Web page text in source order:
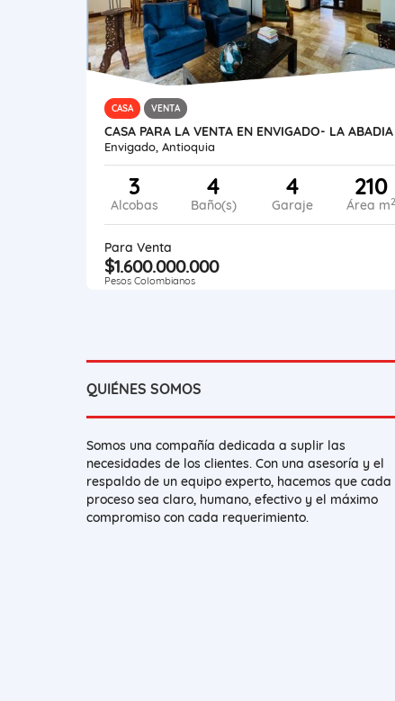
CASA VENTA
CASA PARA LA VENTA EN ENVIGADO- LA ABADIA
Envigado, Antioquia
3
Alcobas
4
Baño(s)
4
Garaje
210
Área m2
Para Venta
$1.600.000.000
Pesos Colombianos
QUIÉNES SOMOS
Somos una compañía dedicada a suplir las
necesidades de los clientes. Con una asesoría y el
respaldo de un equipo experto, hacemos que cada
proceso sea claro, humano, efectivo y el máximo
compromiso con cada requerimiento.